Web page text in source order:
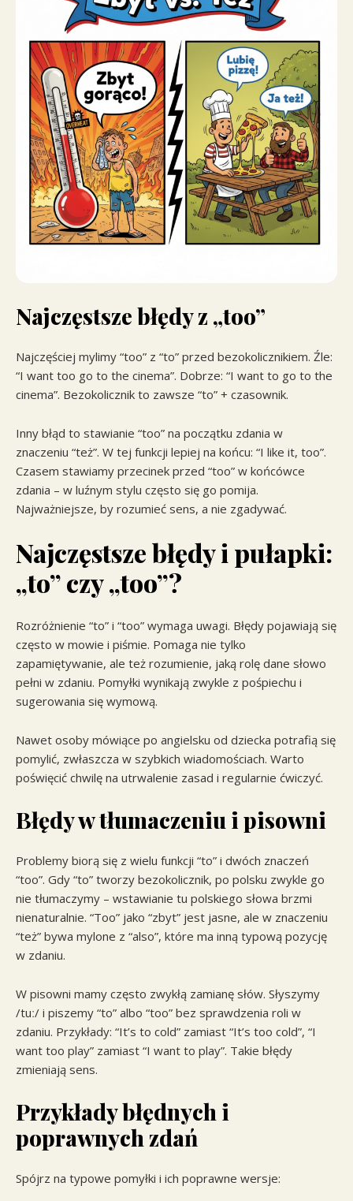
Najczęstsze błędy z „too”
Najczęściej mylimy “too” z “to” przed bezokolicznikiem. Źle:
“I want too go to the cinema”. Dobrze: “I want to go to the
cinema”. Bezokolicznik to zawsze “to” + czasownik.
Inny błąd to stawianie “too” na początku zdania w
znaczeniu “też”. W tej funkcji lepiej na końcu: “I like it, too”.
Czasem stawiamy przecinek przed “too” w końcówce
zdania – w luźnym stylu często się go pomija.
Najważniejsze, by rozumieć sens, a nie zgadywać.
Najczęstsze błędy i pułapki:
„to” czy „too”?
Rozróżnienie “to” i “too” wymaga uwagi. Błędy pojawiają się
często w mowie i piśmie. Pomaga nie tylko
zapamiętywanie, ale też rozumienie, jaką rolę dane słowo
pełni w zdaniu. Pomyłki wynikają zwykle z pośpiechu i
sugerowania się wymową.
Nawet osoby mówiące po angielsku od dziecka potrafią się
pomylić, zwłaszcza w szybkich wiadomościach. Warto
poświęcić chwilę na utrwalenie zasad i regularnie ćwiczyć.
Błędy w tłumaczeniu i pisowni
Problemy biorą się z wielu funkcji “to” i dwóch znaczeń
“too”. Gdy “to” tworzy bezokolicznik, po polsku zwykle go
nie tłumaczymy – wstawianie tu polskiego słowa brzmi
nienaturalnie. “Too” jako “zbyt” jest jasne, ale w znaczeniu
“też” bywa mylone z “also”, które ma inną typową pozycję
w zdaniu.
W pisowni mamy często zwykłą zamianę słów. Słyszymy
/tuː/ i piszemy “to” albo “too” bez sprawdzenia roli w
zdaniu. Przykłady: “It’s to cold” zamiast “It’s too cold”, “I
want too play” zamiast “I want to play”. Takie błędy
zmieniają sens.
Przykłady błędnych i
poprawnych zdań
Spójrz na typowe pomyłki i ich poprawne wersje: